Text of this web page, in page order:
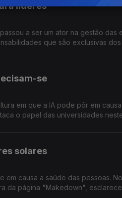
líderes
a ser um ator na gestão das
que são exclusivas
se
em que a IA pode pôr em
o papel das universidades
solares
em causa a saúde das pessoas.
da página "Makedown",